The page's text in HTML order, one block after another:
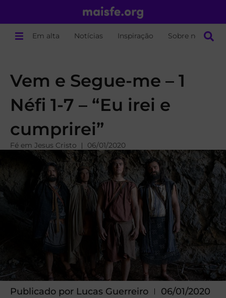
Em alta Notícias Inspiração Sobre nós
Vem e Segue-me – 1
Néfi 1-7 – “Eu irei e
cumprirei”
Fé em Jesus Cristo 06/01/2020
Publicado por Lucas Guerreiro
06/01/2020